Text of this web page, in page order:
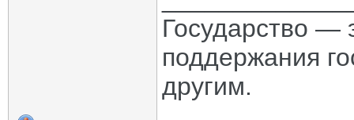
Государство —
поддержания
другим.